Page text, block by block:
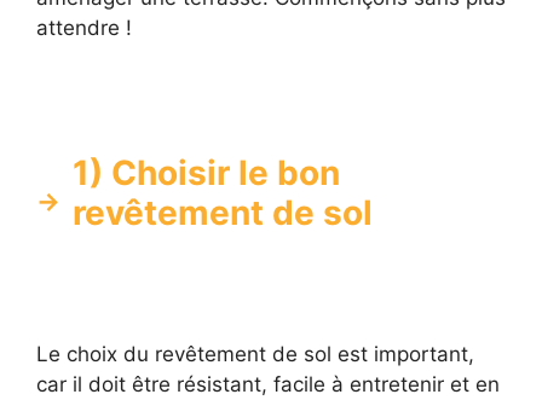
attendre !
1) Choisir le bon
revêtement de sol
Le choix du revêtement de sol est important,
car il doit être résistant, facile à entretenir et en